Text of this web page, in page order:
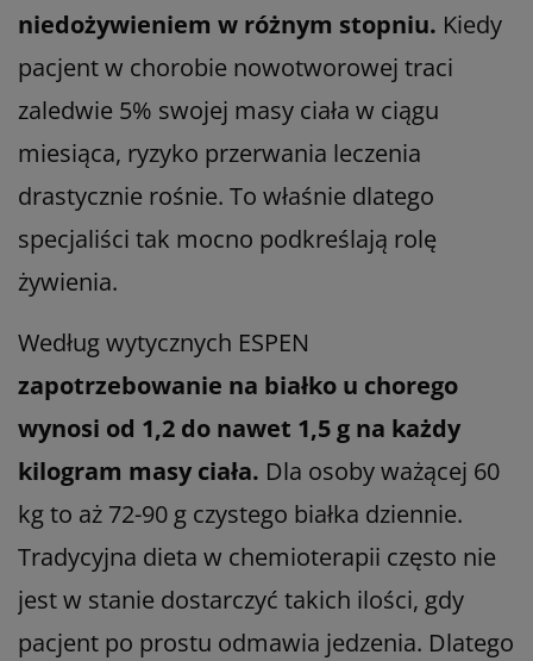
niedożywieniem w różnym stopniu. Kiedy
pacjent w chorobie nowotworowej traci
zaledwie 5% swojej masy ciała w ciągu
miesiąca, ryzyko przerwania leczenia
drastycznie rośnie. To właśnie dlatego
specjaliści tak mocno podkreślają rolę
żywienia.
Według wytycznych ESPEN
zapotrzebowanie na białko u chorego
wynosi od 1,2 do nawet 1,5 g na każdy
kilogram masy ciała. Dla osoby ważącej 60
kg to aż 72-90 g czystego białka dziennie.
Tradycyjna dieta w chemioterapii często nie
jest w stanie dostarczyć takich ilości, gdy
pacjent po prostu odmawia jedzenia. Dlatego